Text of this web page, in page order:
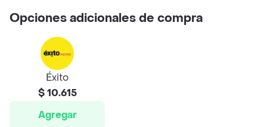
Opciones adicionales de compra
Éxito
$ 10.615
Agregar